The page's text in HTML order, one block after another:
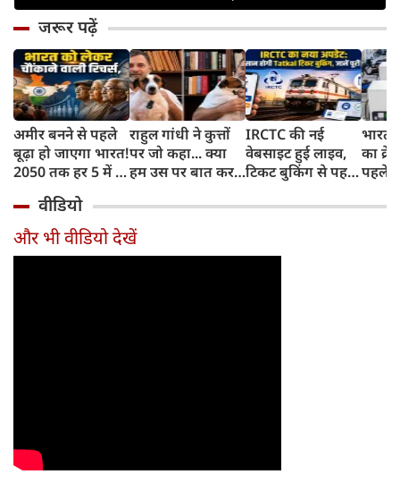
जरूर पढ़ें
अमीर बनने से पहले
बूढ़ा हो जाएगा भारत!
2050 तक हर 5 में 1
साल से ज्यादा उम्र का
राहुल गांधी ने कुत्तों
पर जो कहा... क्या
हम उस पर बात कर
IRCTC की नई
वेबसाइट हुई लाइव,
टिकट बुकिंग से पहले
काम, जानें पूरा
भारत
का
पहले
और
वीडियो
और भी वीडियो देखें